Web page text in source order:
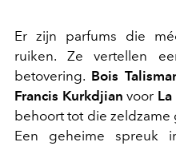
Er zijn parfums die
ruiken. Ze vertellen
betovering. Bois
Francis Kurkdjian voor
behoort tot die
Een geheime spreuk